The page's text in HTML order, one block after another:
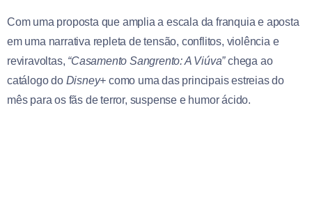
Com uma proposta que amplia a escala da franquia e aposta
em uma narrativa repleta de tensão, conflitos, violência e
reviravoltas, “Casamento Sangrento: A Viúva”chega ao
catálogo do Disney+ como uma das principais estreias do
mês para os fãs de terror, suspense e humor ácido.